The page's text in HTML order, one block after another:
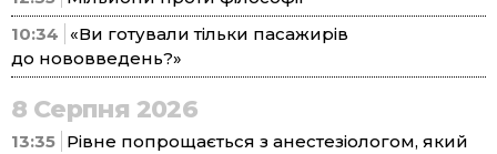
10:34
«Ви готували тільки пасажирів
до нововведень?»
8 Серпня 2026
13:35 Рівне попрощається з анестезіологом, який